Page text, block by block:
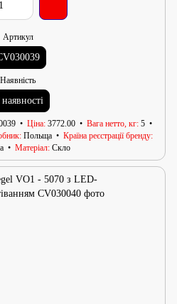
Артикул
Наявність
Ціна 3772.00 Вага нетто, кг 5
Польща
Країна реєстрації бренду
Матеріал Скло